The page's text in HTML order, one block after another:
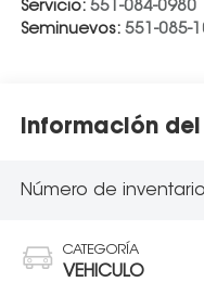
Servicio: 551-084-0980
Seminuevos: 551-085-
Información
Número de
CATEGORÍA
VEHICULO